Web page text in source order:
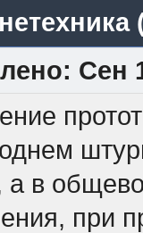
Сен
в
при